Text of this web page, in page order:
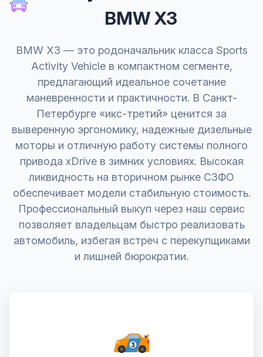
BMW X3
BMW X3 — это родоначальник класса Sports
Activity Vehicle в компактном сегменте,
предлагающий идеальное сочетание
маневренности и практичности. В Санкт-
Петербурге «икс-третий» ценится за
выверенную эргономику, надежные дизельные
моторы и отличную работу системы полного
привода xDrive в зимних условиях. Высокая
ликвидность на вторичном рынке СЗФО
обеспечивает модели стабильную стоимость.
Профессиональный выкуп через наш сервис
позволяет владельцам быстро реализовать
автомобиль, избегая встреч с перекупщиками
и лишней бюрократии.